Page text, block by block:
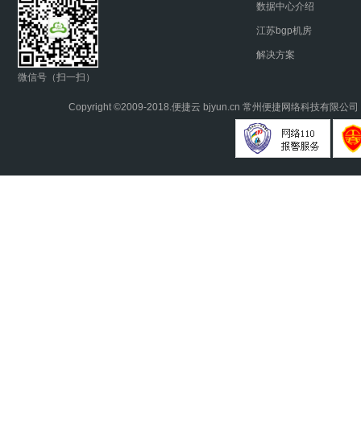
微信号（扫一扫）
数据中心介绍
江苏bgp机房
解决方案
Copyright ©2009-2018.便捷云 bjyun.cn 常州便捷网络科技有限公